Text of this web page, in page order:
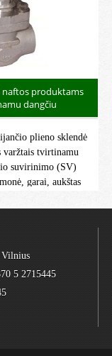
naftos produktams
dangčiu
plieno sklendė
varžtais tvirtinamu
suvirinimo (SV)
garai, aukštas
temperatūra:
ir 21 zona, 2 ir 22
5 2715445